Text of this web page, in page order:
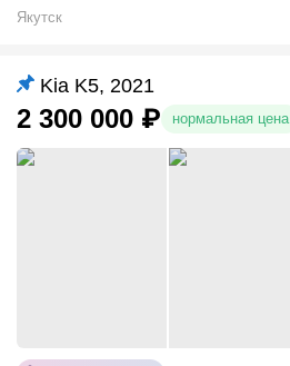
Якутск
Kia K5, 2021
2 300 000 ₽ нормальная цена